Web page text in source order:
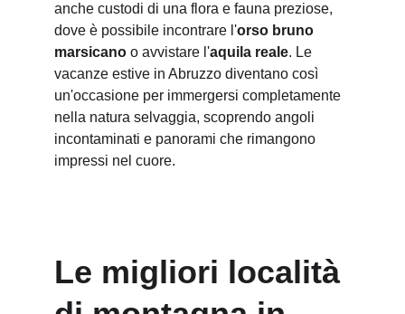
anche custodi di una flora e fauna preziose,
dove è possibile incontrare l'orso bruno
marsicano o avvistare l'aquila reale. Le
vacanze estive in Abruzzo diventano così
un'occasione per immergersi completamente
nella natura selvaggia, scoprendo angoli
incontaminati e panorami che rimangono
impressi nel cuore.
Le migliori località